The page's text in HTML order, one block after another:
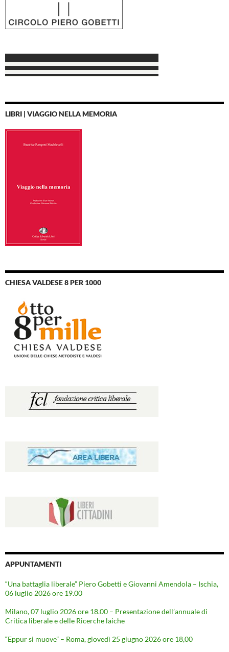
LIBRI | VIAGGIO NELLA MEMORIA
CHIESA VALDESE 8 PER 1000
APPUNTAMENTI
“Una battaglia liberale” Piero Gobetti e Giovanni Amendola – Ischia,
06 luglio 2026 ore 19.00
Milano, 07 luglio 2026 ore 18.00 – Presentazione dell’annuale di
Critica liberale e delle Ricerche laiche
“Eppur si muove” – Roma, giovedì 25 giugno 2026 ore 18,00